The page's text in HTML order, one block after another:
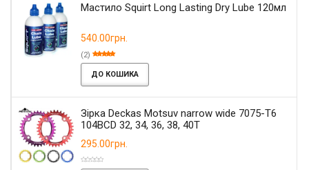
Мастило Squirt Long Lasting Dry Lube 120мл
540.00грн.
(2)
ДО КОШИКА
Зірка Deckas Motsuv narrow wide 7075-T6
104BCD 32, 34, 36, 38, 40T
295.00грн.